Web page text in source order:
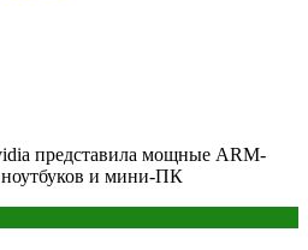
представила мощные ARM-
и мини-ПК